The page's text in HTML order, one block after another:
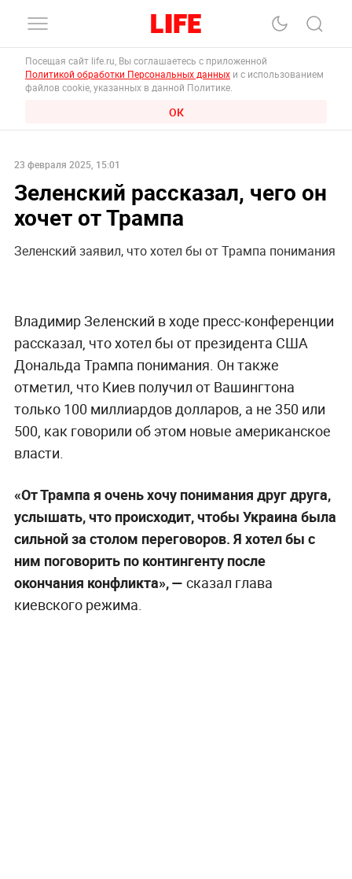
Посещая сайт life.ru, Вы соглашаетесь с приложенной
Политикой обработки Персональных данных и с использованием
файлов cookie, указанных в данной Политике.
ОК
23 февраля 2025, 15:01
Зеленский рассказал, чего он
хочет от Трампа
Зеленский заявил, что хотел бы от Трампа понимания
Владимир Зеленский в ходе пресс-конференции
рассказал, что хотел бы от президента США
Дональда Трампа понимания. Он также
отметил, что Киев получил от Вашингтона
только 100 миллиардов долларов, а не 350 или
500, как говорили об этом новые американское
власти.
«От Трампа я очень хочу понимания друг друга,
услышать, что происходит, чтобы Украина была
сильной за столом переговоров. Я хотел бы с
ним поговорить по контингенту после
окончания конфликта», — сказал глава
киевского режима.